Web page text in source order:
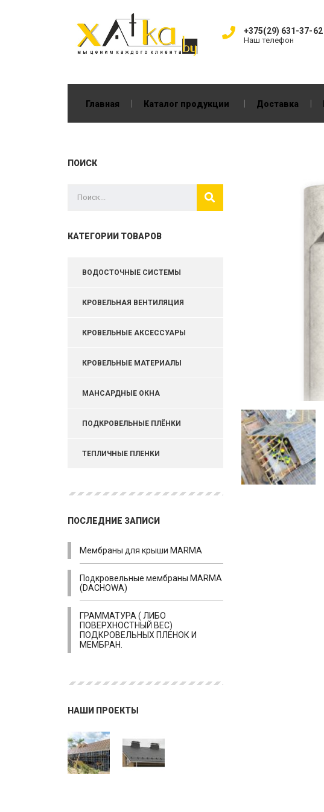
+375(29) 631-37-62
Наш телефон
Главная Каталог продукции Доставка
ПОИСК
КАТЕГОРИИ ТОВАРОВ
ВОДОСТОЧНЫЕ СИСТЕМЫ
КРОВЕЛЬНАЯ ВЕНТИЛЯЦИЯ
КРОВЕЛЬНЫЕ АКСЕССУАРЫ
КРОВЕЛЬНЫЕ МАТЕРИАЛЫ
МАНСАРДНЫЕ ОКНА
ПОДКРОВЕЛЬНЫЕ ПЛЁНКИ
ТЕПЛИЧНЫЕ ПЛЕНКИ
ПОСЛЕДНИЕ ЗАПИСИ
Мембраны для крыши MARMA
Подкровельные мембраны MARMA
(DACHOWA)
ГРАММАТУРА ( ЛИБО
ПОВЕРХНОСТНЫЙ ВЕС)
ПОДКРОВЕЛЬНЫХ ПЛЕНОК И
МЕМБРАН.
НАШИ ПРОЕКТЫ